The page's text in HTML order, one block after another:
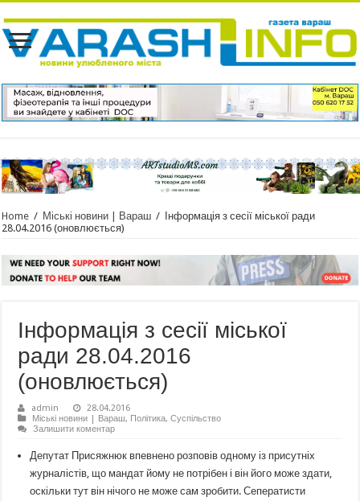
Home / Міські новини | Вараш /
Інформація з сесії міської ради
28.04.2016 (оновлюється)
Інформація з сесії міської
ради 28.04.2016
(оновлюється)
admin
28.04.2016
Міські новини | Вараш, Політика,Суспільство
Залишити коментар
Депутат Присяжнюк впевнено розповів одному із присутніх
журналістів, що мандат йому не потрібен і він його може здати,
оскільки тут він нічого не може сам зробити. Сеператисти